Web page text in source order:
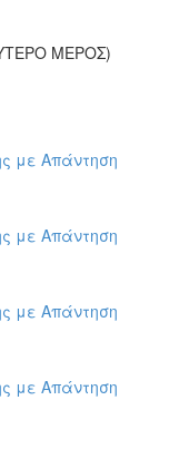
ΜΕΡΟΣ)
με Απάντηση
με Απάντηση
με Απάντηση
με Απάντηση